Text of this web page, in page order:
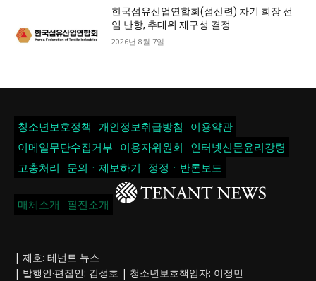
한국섬유산업연합회(섬산련) 차기 회장 선
임 난항, 추대위 재구성 결정
2026년 8월 7일
청소년보호정책 개인정보취급방침
이용약관
이메일무단수집거부
이용자위원회
인터넷신문윤리강령
고충처리
문의ㆍ제보하기 정정ㆍ반론보도
매체소개 필진소개
| 제호: 테넌트 뉴스
| 발행인·편집인: 김성호 | 청소년보호책임자: 이정민